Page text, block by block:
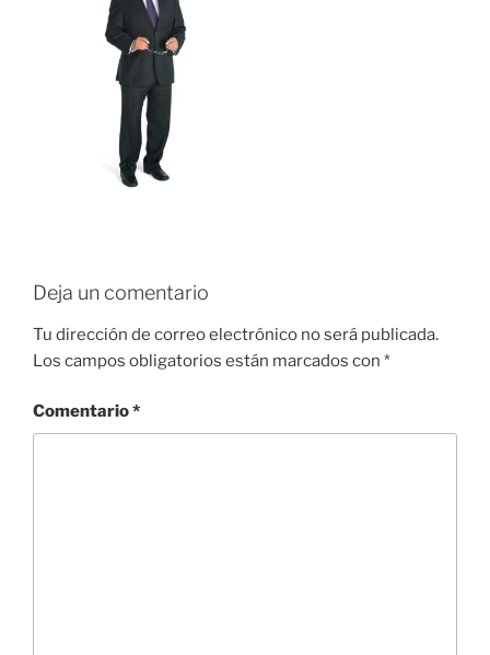
Deja un comentario
Tu dirección de correo electrónico no será publicada.
Los campos obligatorios están marcados con *
Comentario*